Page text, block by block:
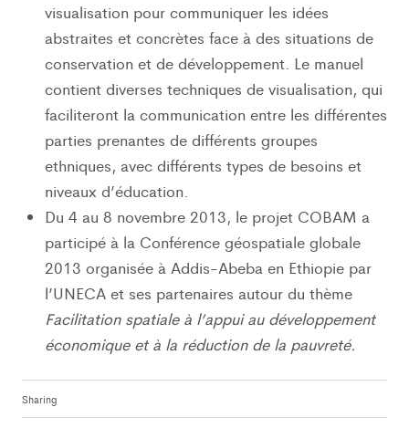
visualisation pour communiquer les idées
abstraites et concrètes face à des situations de
conservation et de développement. Le manuel
contient diverses techniques de visualisation, qui
faciliteront la communication entre les différentes
parties prenantes de différents groupes
ethniques, avec différents types de besoins et
niveaux d’éducation.
Du 4 au 8 novembre 2013, le projet COBAM a
participé à la Conférence géospatiale globale
2013 organisée à Addis-Abeba en Ethiopie par
l’UNECA et ses partenaires autour du thème
Facilitation spatiale à l’appui au développement
économique et à la réduction de la pauvreté.
Sharing